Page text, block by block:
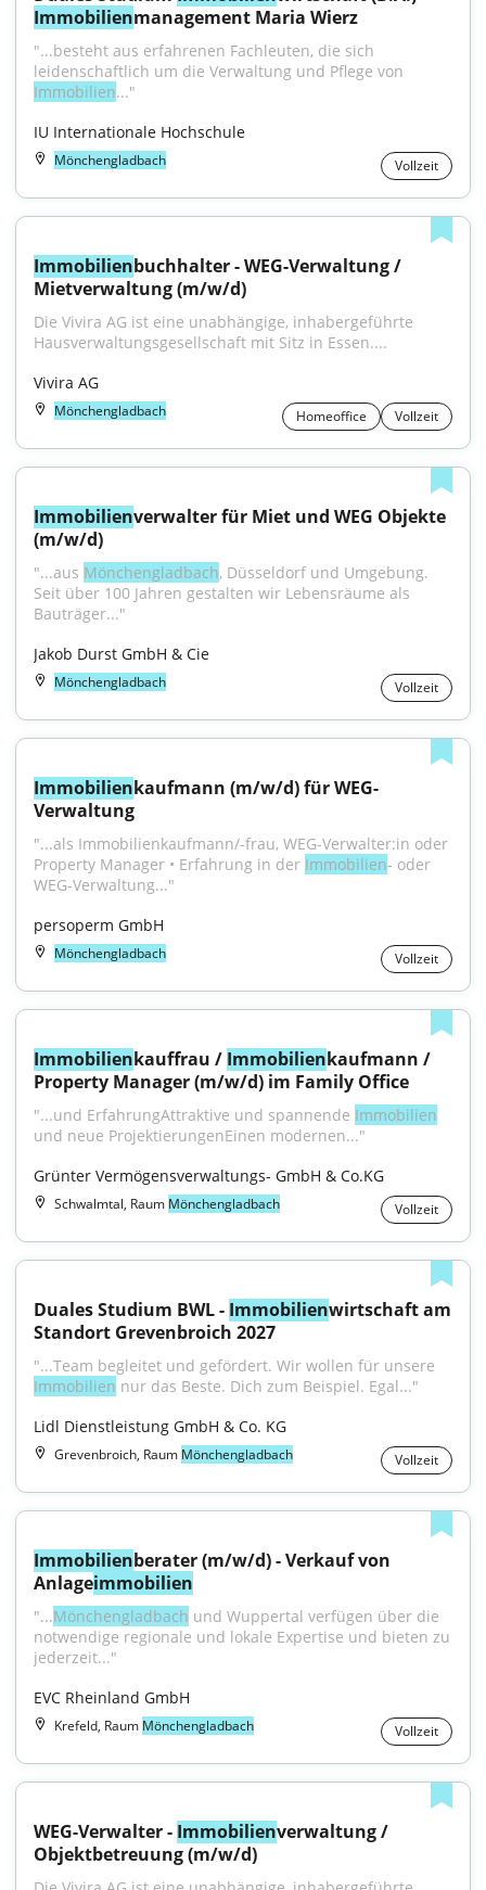
Immobilienmanagement Maria Wierz
"...besteht aus erfahrenen Fachleuten, die sich
Immobilien..."
IU Internationale Hochschule
Mönchengladbach Vollzeit
Immobilienbuchhalter - WEG-Verwaltung /
Mietverwaltung (m/w/d)
Die Vivira AG ist eine unabhängige, inhabergeführte
Hausverwaltungsgesellschaft mit Sitz in Essen....
Vivira AG
Mönchengladbach Homeoffice Vollzeit
Immobilienverwalter für Miet und WEG Objekte
(m/w/d)
"...aus Mönchengladbach, Düsseldorf und Umgebung.
Seit über 100 Jahren gestalten wir Lebensräume als
Bauträger..."
Jakob Durst GmbH & Cie
Mönchengladbach Vollzeit
Immobilienkaufmann (m/w/d) für WEG-
Verwaltung
"...als Immobilienkaufmann/-frau, WEG-Verwalter:in oder
Property Manager • Erfahrung in der Immobilien- oder
WEG-Verwaltung..."
persoperm GmbH
Mönchengladbach Vollzeit
Immobilienkauffrau / Immobilienkaufmann /
Property Manager (m/w/d) im Family Office
"...und ErfahrungAttraktive und spannende Immobilien
und neue ProjektierungenEinen modernen..."
Grünter Vermögensverwaltungs- GmbH & Co.KG
Schwalmtal, Raum Mönchengladbach Vollzeit
Duales Studium BWL - Immobilienwirtschaft am
Standort Grevenbroich 2027
Immobilien nur das Beste. Dich zum Beispiel. Egal..."
Lidl Dienstleistung GmbH & Co. KG
Grevenbroich, Raum Mönchengladbach Vollzeit
Immobilienberater (m/w/d) - Verkauf von
Anlageimmobilien
"...Mönchengladbach und Wuppertal verfügen über die
notwendige regionale und lokale Expertise und bieten zu
jederzeit..."
EVC Rheinland GmbH
Krefeld, Raum Mönchengladbach Vollzeit
WEG-Verwalter - Immobilienverwaltung /
Objektbetreuung (m/w/d)